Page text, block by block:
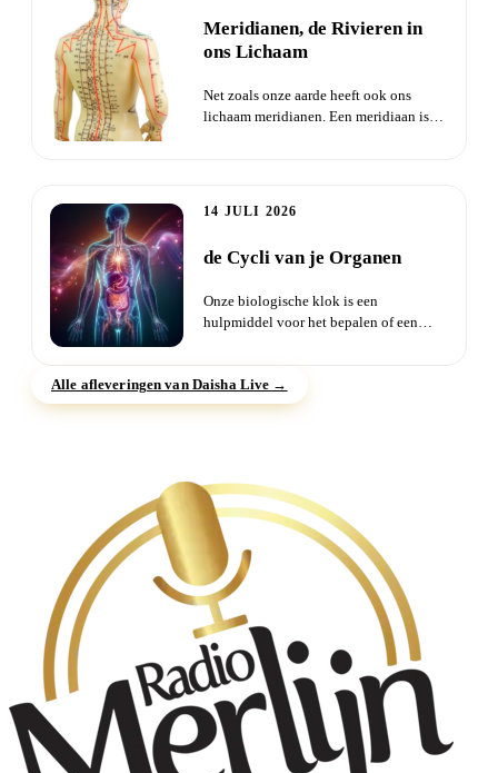
Meridianen, de Rivieren in
ons Lichaam
Net zoals onze aarde heeft ook ons
lichaam meridianen. Een meridiaan is
14 JULI 2026
de Cycli van je Organen
Onze biologische klok is een
hulpmiddel voor het bepalen of een
Alle afleveringen van Daisha Live →